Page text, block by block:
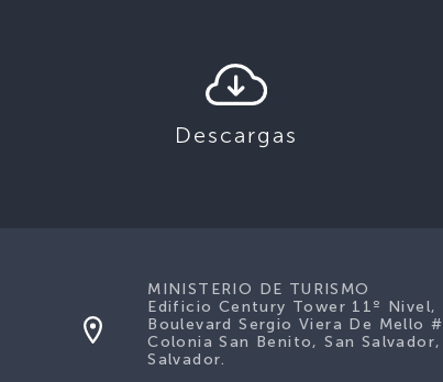
Descargas
MINISTERIO DE TURISMO
Edificio Century Tower 11º Nivel,
Boulevard Sergio Viera De Mello
Colonia San Benito, San Salvador,
Salvador.